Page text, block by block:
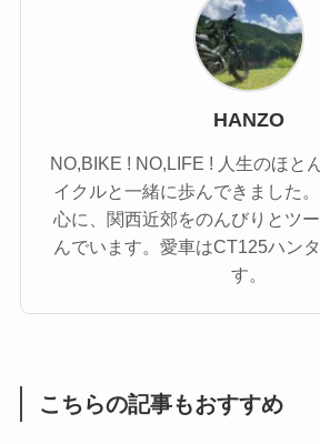
HANZO
NO,BIKE ! NO,LIFE ! 人生のほと
イクルと一緒に歩んできました
心に、関西近郊をのんびりとツ
んでいます。愛車はCT125ハン
す。
こちらの記事もおすすめ